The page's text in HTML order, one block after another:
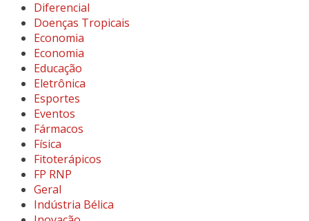
Diferencial
Doenças Tropicais
Economia
Economia
Educação
Eletrônica
Esportes
Eventos
Fármacos
Física
Fitoterápicos
FP RNP
Geral
Indústria Bélica